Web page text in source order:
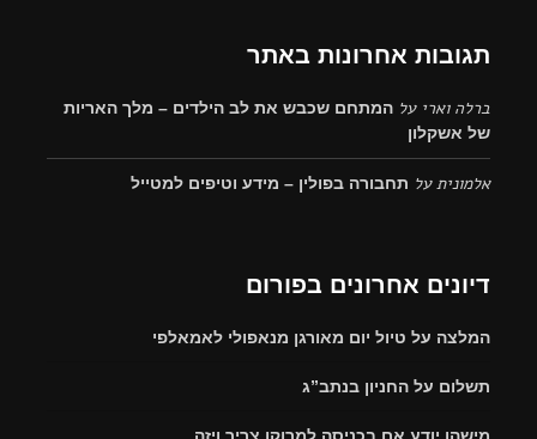
תגובות אחרונות באתר
ברלה וארי על המתחם שכבש את לב הילדים – מלך האריות
של אשקלון
אלמוניתעל תחבורה בפולין – מידע וטיפים למטייל
דיונים אחרונים בפורום
המלצה על טיול יום מאורגן מנאפולי לאמאלפי
תשלום על החניון בנתב”ג